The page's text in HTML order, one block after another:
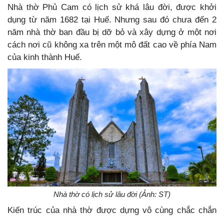
Nhà thờ Phủ Cam có lịch sử khá lâu đời, được khởi
dụng từ năm 1682 tại Huế. Nhưng sau đó chưa đến 2
năm nhà thờ ban đầu bị dỡ bỏ và xây dựng ở một nơi
cách nơi cũ không xa trên một mô đất cao về phía Nam
của kinh thành Huế.
Nhà thờ có lịch sử lâu đời (Ảnh: ST)
Kiến trúc của nhà thờ được dựng vô cùng chắc chắn